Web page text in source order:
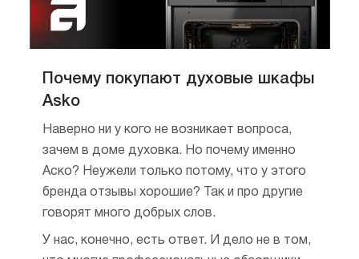
Почему покупают духовые шкафы
Asko
Наверно ни у кого не возникает вопроса,
зачем в доме духовка. Но почему именно
Аско? Неужели только потому, что у этого
бренда отзывы хорошие? Так и про другие
говорят много добрых слов.
У нас, конечно, есть ответ. И дело не в том,